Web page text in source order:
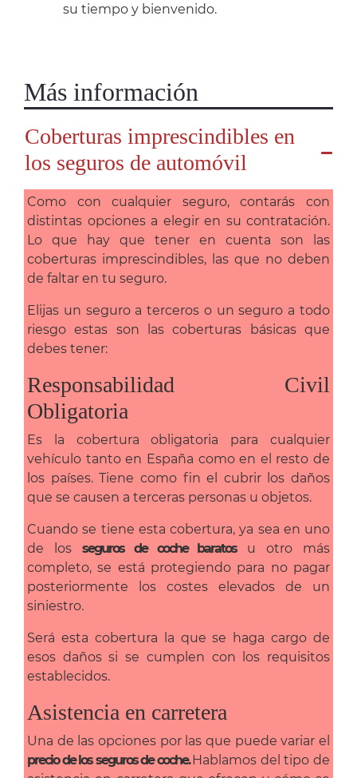
su tiempo y bienvenido.
Más información
Coberturas imprescindibles en
los seguros de automóvil
Como con cualquier seguro, contarás con
distintas opciones a elegir en su contratación.
Lo que hay que tener en cuenta son las
coberturas imprescindibles, las que no deben
de faltar en tu seguro.
Elijas un seguro a terceros o un seguro a todo
riesgo estas son las coberturas básicas que
debes tener:
Responsabilidad Civil
Obligatoria
Es la cobertura obligatoria para cualquier
vehículo tanto en España como en el resto de
los países. Tiene como fin el cubrir los daños
que se causen a terceras personas u objetos.
Cuando se tiene esta cobertura, ya sea en uno
de los seguros de coche baratosu otro más
completo, se está protegiendo para no pagar
posteriormente los costes elevados de un
siniestro.
Será esta cobertura la que se haga cargo de
esos daños si se cumplen con los requisitos
establecidos.
Asistencia en carretera
Una de las opciones por las que puede variar el
precio de los seguros de coche.Hablamos del tipo de